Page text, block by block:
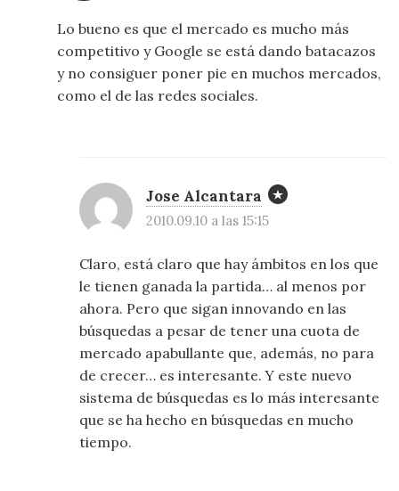
Lo bueno es que el mercado es mucho más
competitivo y Google se está dando batacazos
y no consiguer poner pie en muchos mercados,
como el de las redes sociales.
Jose Alcantara
2010.09.10 a las 15:15
Claro, está claro que hay ámbitos en los que
le tienen ganada la partida… al menos por
ahora. Pero que sigan innovando en las
búsquedas a pesar de tener una cuota de
mercado apabullante que, además, no para
de crecer… es interesante. Y este nuevo
sistema de búsquedas es lo más interesante
que se ha hecho en búsquedas en mucho
tiempo.